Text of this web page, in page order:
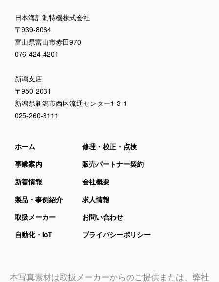
日本海計測特機株式会社
〒939-8064
富山県富山市赤田970
076-424-4201
新潟支店
〒950-2031
新潟県新潟市西区流通センター1-3-1
025-260-3111
ホーム
事業案内
新着情報
製品・事例紹介
取扱メーカー
自動化・IoT
修理・校正・点検
販売パートナー契約
会社概要
求人情報
お問い合わせ
プライバシーポリシー
本写真素材は取扱メーカーからのご提供または、弊社